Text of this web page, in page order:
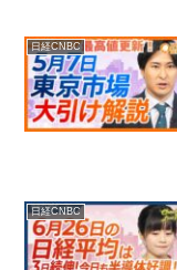
日経CNBC
日経CNBC